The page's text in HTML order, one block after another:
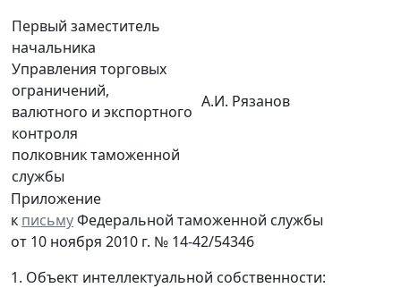
Первый заместитель
начальника
Управления торговых
ограничений,
валютного и экспортного
контроля
полковник таможенной
службы
А.И. Рязанов
Приложение
к письмуФедеральной таможенной службы
от 10 ноября 2010 г. № 14-42/54346
1. Объект интеллектуальной собственности: